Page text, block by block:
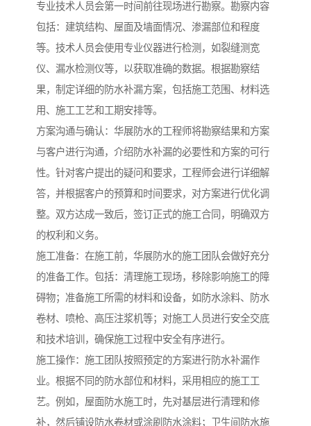
专业技术人员会第一时间前往现场进行勘察。勘察内容
包括：建筑结构、屋面及墙面情况、渗漏部位和程度
等。技术人员会使用专业仪器进行检测，如裂缝测宽
仪、漏水检测仪等，以获取准确的数据。根据勘察结
果，制定详细的防水补漏方案，包括施工范围、材料选
用、施工工艺和工期安排等。
方案沟通与确认：华展防水的工程师将勘察结果和方案
与客户进行沟通，介绍防水补漏的必要性和方案的可行
性。针对客户提出的疑问和要求，工程师会进行详细解
答，并根据客户的预算和时间要求，对方案进行优化调
整。双方达成一致后，签订正式的施工合同，明确双方
的权利和义务。
施工准备：在施工前，华展防水的施工团队会做好充分
的准备工作。包括：清理施工现场，移除影响施工的障
碍物；准备施工所需的材料和设备，如防水涂料、防水
卷材、喷枪、高压注浆机等；对施工人员进行安全交底
和技术培训，确保施工过程中安全有序进行。
施工操作：施工团队按照预定的方案进行防水补漏作
业。根据不同的防水部位和材料，采用相应的施工工
艺。例如，屋面防水施工时，先对基层进行清理和修
补，然后铺设防水卷材或涂刷防水涂料；卫生间防水施